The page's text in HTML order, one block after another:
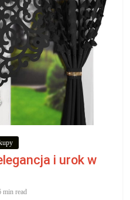
i urok w
min read